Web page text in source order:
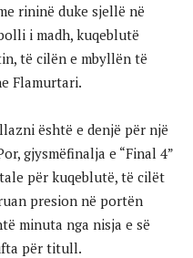
rininë duke sjellë në
i madh, kuqeblutë
të cilën e mbyllën të
Flamurtari.
është e denjë për një
gjysmëfinalja e “Final 4”
për kuqeblutë, të cilët
presion në portën
minuta nga nisja e së
për titull.